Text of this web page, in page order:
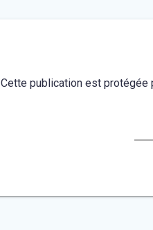
Cette publication est protégée